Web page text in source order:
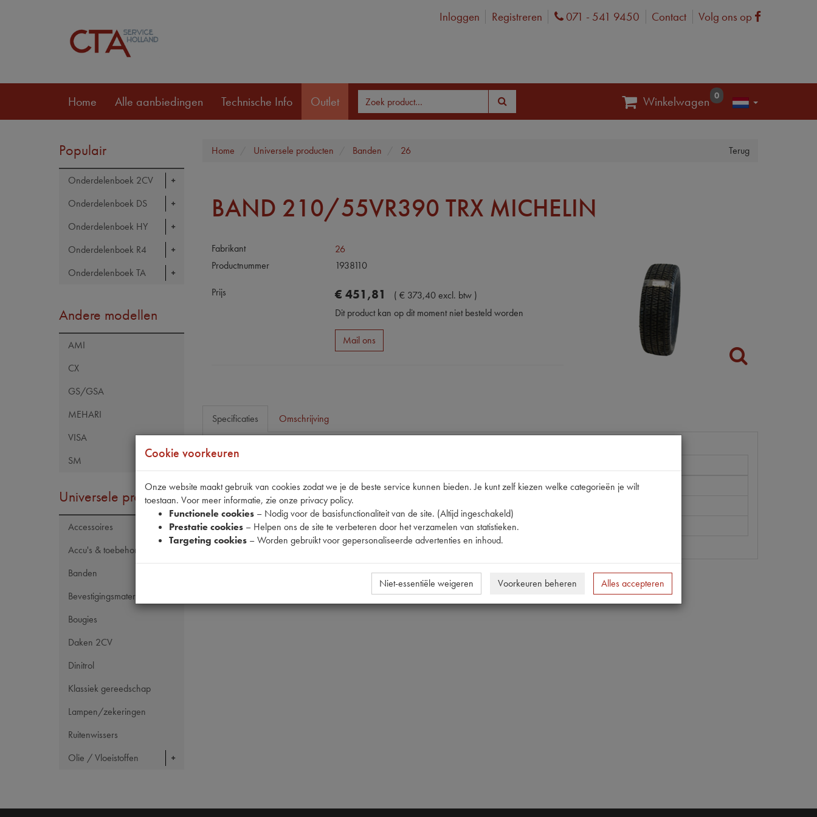
Inloggen Registreren Phone
071 - 541 9450 Contact Volg ons op Facebook
Home Alle aanbiedingen Technische Info Outlet Winkelwagen 0
Populair
Onderdelenboek 2CV
Onderdelenboek DS
Onderdelenboek HY
Onderdelenboek R4
Onderdelenboek TA
Andere modellen
AMI
CX
GS/GSA
MEHARI
VISA
SM
Universele producten
Accessoires
Accu's & toebehoren
Banden
Bevestigingsmateriaal
Bougies
Daken 2CV
Dinitrol
Klassiek gereedschap
Lampen/zekeringen
Ruitenwissers
Olie / Vloeistoffen
Terug
Home Universele producten Banden 26
BAND 210/55VR390 TRX MICHELIN
Fabrikant
26
Productnummer
1938110
Prijs € 451,81 (€ 373,40excl. btw )
Dit product kan op dit moment niet besteld worden
Mail ons
Specificaties Omschrijving
Model Citroën
CX
Tecdoc brandnummer
Codes
74033 | B010 | TRX 210/55
Cookie voorkeuren
Onze website maakt gebruik van cookies zodat we je de beste service kunnen bieden. Je kunt zelf kiezen welke categorieën je wilt
toestaan. Voor meer informatie, zie onze privacy policy.
Functionele cookies – Nodig voor de basisfunctionaliteit van de site. (Altijd ingeschakeld)
Prestatie cookies – Helpen ons de site te verbeteren door het verzamelen van statistieken.
Targeting cookies – Worden gebruikt voor gepersonaliseerde advertenties en inhoud.
Niet-essentiële weigeren Voorkeuren beheren Alles accepteren